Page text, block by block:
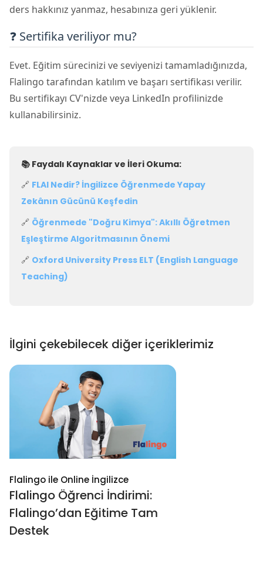
ders hakkınız yanmaz, hesabınıza geri yüklenir.
❓ Sertifika veriliyor mu?
Evet. Eğitim sürecinizi ve seviyenizi tamamladığınızda,
Flalingo tarafından katılım ve başarı sertifikası verilir.
Bu sertifikayı CV'nizde veya LinkedIn profilinizde
kullanabilirsiniz.
📚 Faydalı Kaynaklar ve İleri Okuma:
🔗 FLAI Nedir? İngilizce Öğrenmede Yapay
Zekânın Gücünü Keşfedin
🔗 Öğrenmede "Doğru Kimya": Akıllı Öğretmen
Eşleştirme Algoritmasının Önemi
🔗 Oxford University Press ELT (English Language
Teaching)
İlgini çekebilecek diğer içeriklerimiz
Flalingo ile Online İngilizce
Flalingo Öğrenci İndirimi:
Flalingo’dan Eğitime Tam
Destek